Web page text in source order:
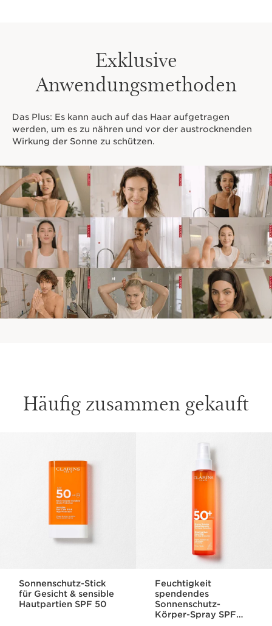
Exklusive
Anwendungsmethoden
Das Plus: Es kann auch auf das Haar aufgetragen
werden, um es zu nähren und vor der austrocknenden
Wirkung der Sonne zu schützen.
Häufig zusammen gekauft
Sonnenschutz-Stick
für Gesicht & sensible
Hautpartien SPF 50
Feuchtigkeit
spendendes
Sonnenschutz-
Körper-Spray SPF